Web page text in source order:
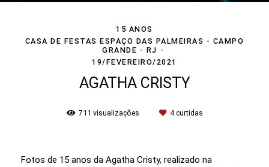
15 ANOS
CASA DE FESTAS ESPAÇO DAS PALMEIRAS - CAMPO
GRANDE - RJ
19/FEVEREIRO/2021
AGATHA CRISTY
711 visualizações 4curtidas
Fotos de 15 anos da Agatha Cristy, realizado na